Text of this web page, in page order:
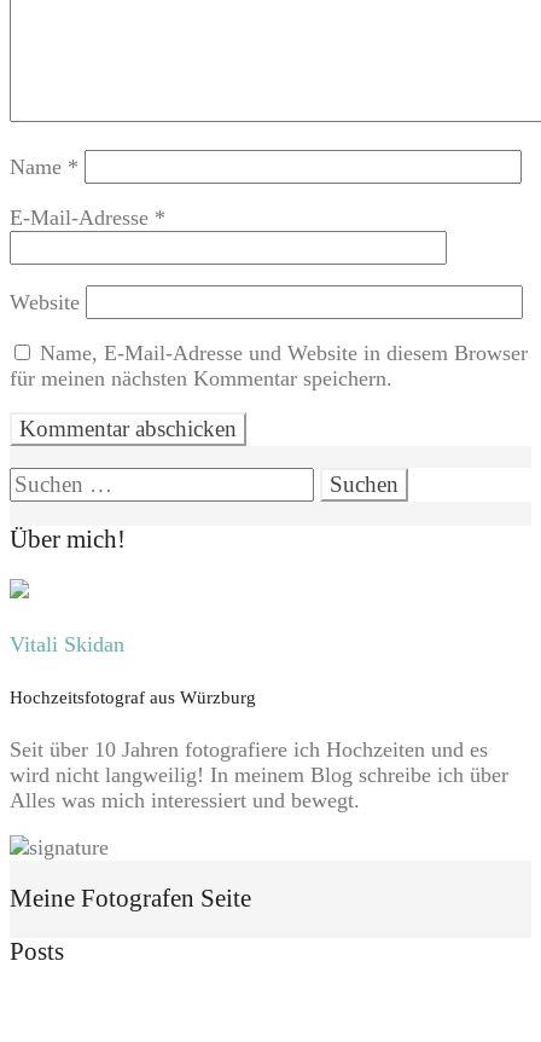
Name *
E-Mail-Adresse *
Website
Name, E-Mail-Adresse und Website in diesem Browser
für meinen nächsten Kommentar speichern.
Suchen
nach:
Über mich!
Vitali Skidan
Hochzeitsfotograf aus Würzburg
Seit über 10 Jahren fotografiere ich Hochzeiten und es
wird nicht langweilig! In meinem Blog schreibe ich über
Alles was mich interessiert und bewegt.
Meine Fotografen Seite
Posts